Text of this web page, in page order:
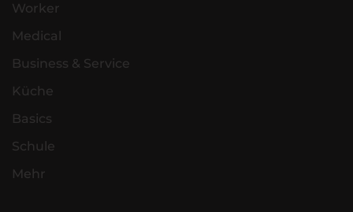
Worker
Medical
Business & Service
Küche
Basics
Schule
Mehr